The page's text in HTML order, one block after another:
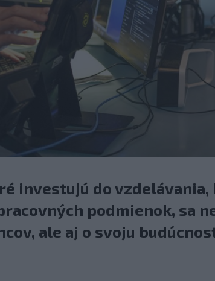
investujú do vzdelávania,
podmienok, sa
ale aj o svoju